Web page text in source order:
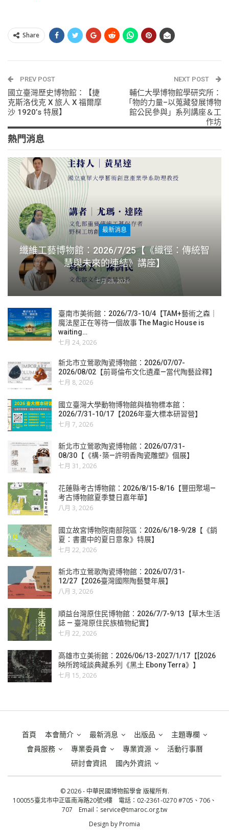
Share
PREV POST
國立臺灣歷史博物館：【捷
克斯洛伐克 X 旅人 X 福爾摩
沙 1920’s 特展】
NEXT POST
輔仁大學博物館學研究所：
「物的力量–以蒐藏發展博物
館公民參與」系列講座＆工
作坊
熱門消息
最新消息
纖維工藝博物館：2026/7/25【《織徑：傳統智
慧與未來的連結》講座】
七月 23, 2026
臺南市美術館：2026/7/3-10/4【TAM+藝術之森｜
魔法屋正在等待一個故事 The Magic House is
waiting…
七月 24, 2026
新北市立鶯歌陶瓷博物館：2026/07/07-
2026/08/02【前哥倫布文化遺產—當代陶藝詮釋】
七月 8, 2026
國立臺灣大學動物博物館與植物標本館：
2026/7/31-10/17【2026年臺大標本研習營】
七月 7, 2026
新北市立鶯歌陶瓷博物館：2026/07/31-
08/30【《構･築—許明香陶瓷雕塑》個展】
七月 31, 2026
花蓮縣考古博物館：2026/8/15-8/16【豐田聚場—
考古博物館夏季雙日嘉年華】
八月 3, 2026
國立故宮博物院南部院區：2026/6/18-9/28【《銷
夏：書畫中的夏日意象》特展】
七月 22, 2026
新北市立鶯歌陶瓷博物館：2026/07/31-
12/27【2026臺灣國際陶藝雙年展】
八月 3, 2026
順益台灣原住民博物館：2026/7/7-9/13【草木生活
誌 — 臺灣原住民族植物紀實】
七月 22, 2026
高雄市立美術館：2026/06/13-2027/1/17【[2026
映所跨域談典藏系列《黑土 Ebony Terra》】
七月 15, 2026
首頁 本會簡介 最新消息 出版品
主題專欄
會員服務
專業委員會 專業資源
活動行事曆
研討會資訊
國內外資訊
© 2026 - 中華民國博物館學會 版權所有.
100055臺北市中正區南海路20號9樓 電話：02-2361-0270 #705、706、
707 Email： service@tmaroc.org.tw
Design by Promia